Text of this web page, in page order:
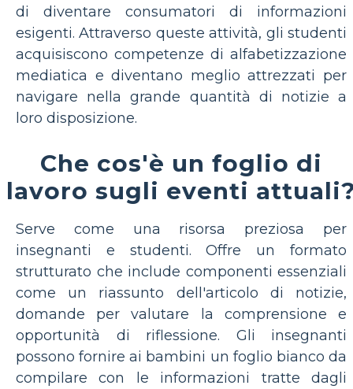
di diventare consumatori di informazioni
esigenti. Attraverso queste attività, gli studenti
acquisiscono competenze di alfabetizzazione
mediatica e diventano meglio attrezzati per
navigare nella grande quantità di notizie a
loro disposizione.
Che cos'è un foglio di
lavoro sugli eventi
Serve come una risorsa preziosa per
insegnanti e studenti. Offre un formato
strutturato che include componenti essenziali
come un riassunto dell'articolo di notizie,
domande per valutare la comprensione e
opportunità di riflessione. Gli insegnanti
possono fornire ai bambini un foglio bianco da
compilare con le informazioni tratte dagli